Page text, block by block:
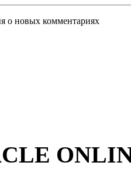
о новых комментариях